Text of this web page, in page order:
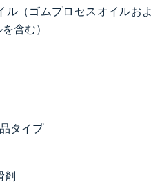
ル（ゴムプロセスオイルおよ
含む）
タイプ
剤